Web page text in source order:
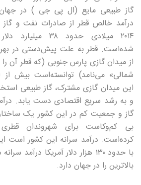
گاز طبیعی مایع (ال پی جی ) در
درآمد خالص قطر از صادرات نفت و
۲۰۱۴ میلادی حدود ۳۸
شده‌است. قطر به علت پیش‌دستی در
از میدان گازی پارس جنوبی (که قطر آن
شمالی» می‌نامد) توانسته‌است بیش از
این میدان گازی مشترک، گاز طبیعی
و به رشد سریع اقتصادی دست یابد.
گاز و جمعیت کم در این کشور یک
بی کم‌وکاست برای شهروندان
کرده‌است. درآمد سرانه این کشور است
با حدود ۱۳۰ هزار دلار آمریکا درآمد
بالاترین را در جهان دارد.